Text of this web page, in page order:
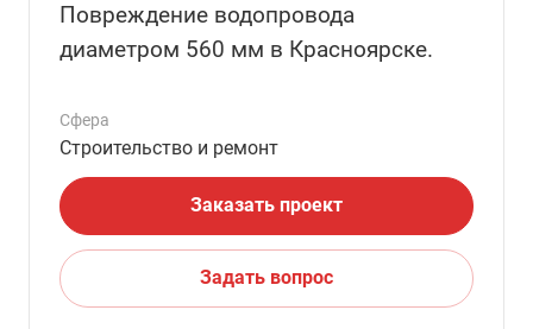
Повреждение водопровода
диаметром 560 мм в Красноярске.
Сфера
Строительство и ремонт
Заказать проект
Задать вопрос